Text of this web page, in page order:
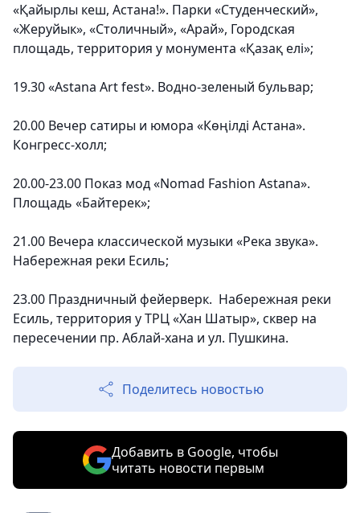
«Қайырлы кеш, Астана!». Парки «Студенческий»,
«Жеруйык», «Столичный», «Арай», Городская
площадь, территория у монумента «Қазақ елі»;
19.30 «Astana Art fest». Водно-зеленый бульвар;
20.00 Вечер сатиры и юмора «Көңілді Астана».
Конгресс-холл;
20.00-23.00 Показ мод «Nomad Fashion Astana».
Площадь «Байтерек»;
21.00 Вечера классической музыки «Река звука».
Набережная реки Есиль;
23.00 Праздничный фейерверк. Набережная реки
Есиль, территория у ТРЦ «Хан Шатыр», сквер на
пересечении пр. Аблай-хана и ул. Пушкина.
Поделитесь новостью
Добавить в Google, чтобы
читать новости первым